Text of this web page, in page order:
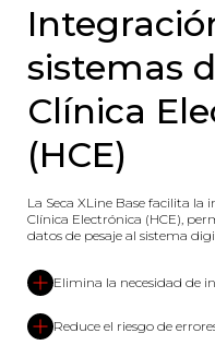
sistemas
Clínica
(HCE)
La Seca XLine Base facilita la
Clínica Electrónica (HCE),
datos de pesaje al sistema
Elimina la necesidad de
Reduce el riesgo de